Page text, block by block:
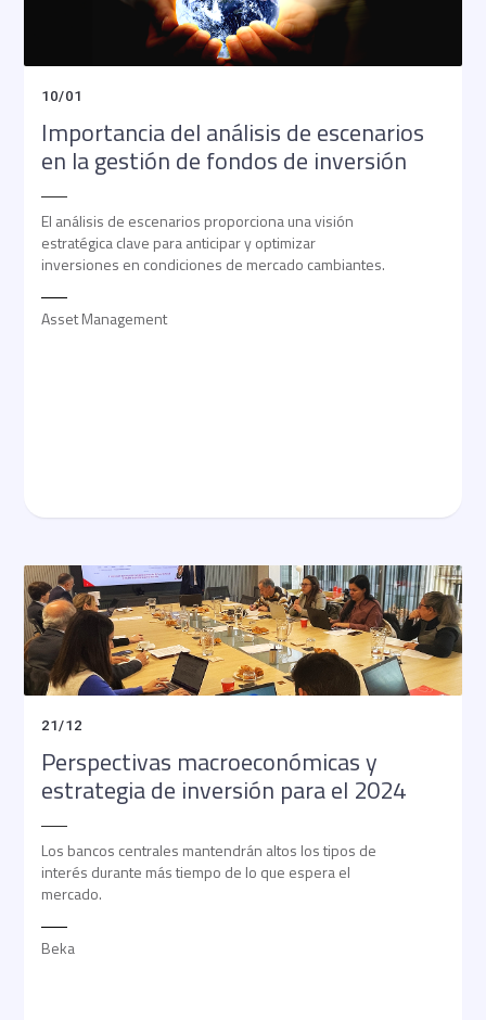
10/01
Importancia del análisis de escenarios
en la gestión de fondos de inversión
El análisis de escenarios proporciona una visión
estratégica clave para anticipar y optimizar
inversiones en condiciones de mercado cambiantes.
Asset Management
21/12
Perspectivas macroeconómicas y
estrategia de inversión para el 2024
Los bancos centrales mantendrán altos los tipos de
interés durante más tiempo de lo que espera el
mercado.
Beka